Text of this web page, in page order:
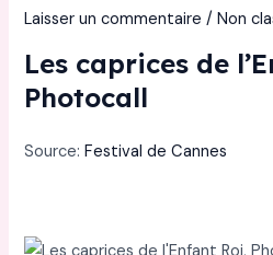
Laisser un commentaire /Non
Les caprices de
Photocall
Source:Festival de Cannes